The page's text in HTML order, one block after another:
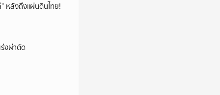
หลังถึงแผ่นดินไทย!
งผ่าตัด